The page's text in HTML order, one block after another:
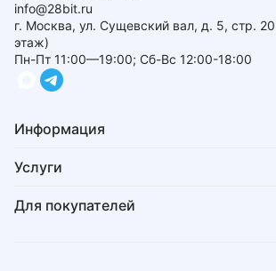
info@28bit.ru
г. Москва, ул. Сущевский вал, д. 5, стр.
этаж)
Пн-Пт 11:00—19:00; Сб-Вс 12:00-18:00
Информация
Услуги
Для покупателей